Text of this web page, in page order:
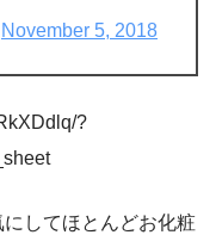
November 5, 2018
?
してほとんどお化粧